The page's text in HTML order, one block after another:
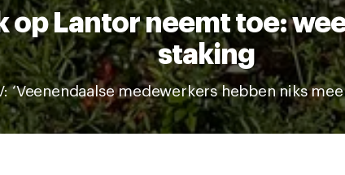
op Lantor neemt toe:
staking
‘Veenendaalse medewerkers hebben niks